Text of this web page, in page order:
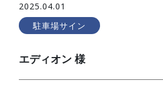
2025.04.01
駐車場サイン
エディオン 様